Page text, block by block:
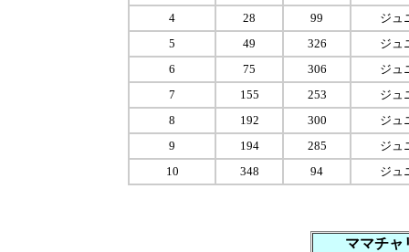
4
28 99
ジュ
5
49 326
ジュ
6
75 306
ジュ
7
155 253
ジュ
8
192 300
ジュ
9
194 285
ジュ
10
348 94 ジュ
ママチャ